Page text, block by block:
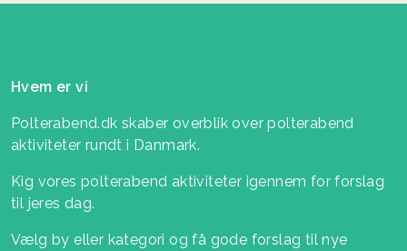
Hvem er vi
Polterabend.dk skaber overblik over polterabend
aktiviteter rundt i Danmark.
Kig vores polterabend aktiviteter igennem for forslag
til jeres dag.
Vælg by eller kategori og få gode forslag til nye